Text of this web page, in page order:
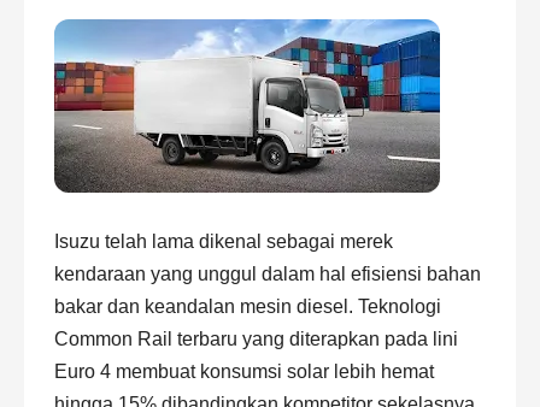
Isuzu telah lama dikenal sebagai merek
kendaraan yang unggul dalam hal efisiensi bahan
bakar dan keandalan mesin diesel. Teknologi
Common Rail terbaru yang diterapkan pada lini
Euro 4 membuat konsumsi solar lebih hemat